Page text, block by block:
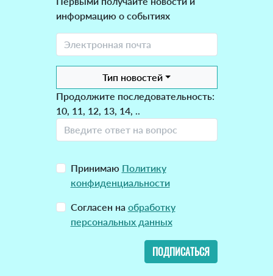
информацию о событиях
Тип новостей
Продолжите последовательность:
10, 11, 12, 13, 14, ..
Принимаю Политику
конфиденциальности
Согласен на обработку
персональных данных
ПОДПИСАТЬСЯ